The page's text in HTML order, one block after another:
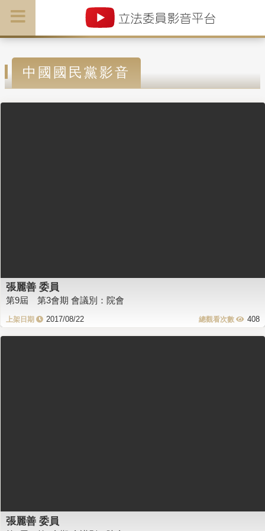
中國國民黨影音
張麗善 委員
第9屆 第3會期 會議別：院會
2017/08/22 408
張麗善 委員